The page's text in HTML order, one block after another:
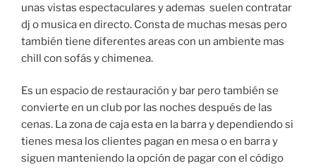
unas vistas espectaculares y ademas suelen contratar
dj o musica en directo. Consta de muchas mesas pero
también tiene diferentes areas con un ambiente mas
chill con sofás y chimenea.
Es un espacio de restauración y bar pero también se
convierte en un club por las noches después de las
cenas. La zona de caja esta en la barra y dependiendo si
tienes mesa los clientes pagan en mesa o en barra y
siguen manteniendo la opción de pagar con el código